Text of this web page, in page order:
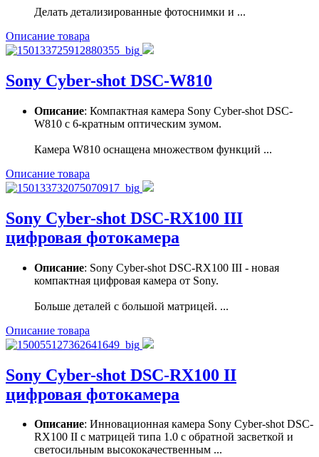
Делать детализированные фотоснимки и ...
Описание товара
Sony Cyber-shot DSC-W810
Описание: Компактная камера Sony Cyber-shot DSC-
W810 с 6-кратным оптическим зумом.
Камера W810 оснащена множеством функций ...
Описание товара
Sony Cyber-shot DSC-RX100 III
цифровая фотокамера
Описание: Sony Cyber-shot DSC-RX100 III - новая
компактная цифровая камера от Sony.
Больше деталей с большой матрицей. ...
Описание товара
Sony Cyber-shot DSC-RX100 II
цифровая фотокамера
Описание: Инновационная камера Sony Cyber-shot DSC-
RX100 II с матрицей типа 1.0 с обратной засветкой и
светосильным высококачественным ...